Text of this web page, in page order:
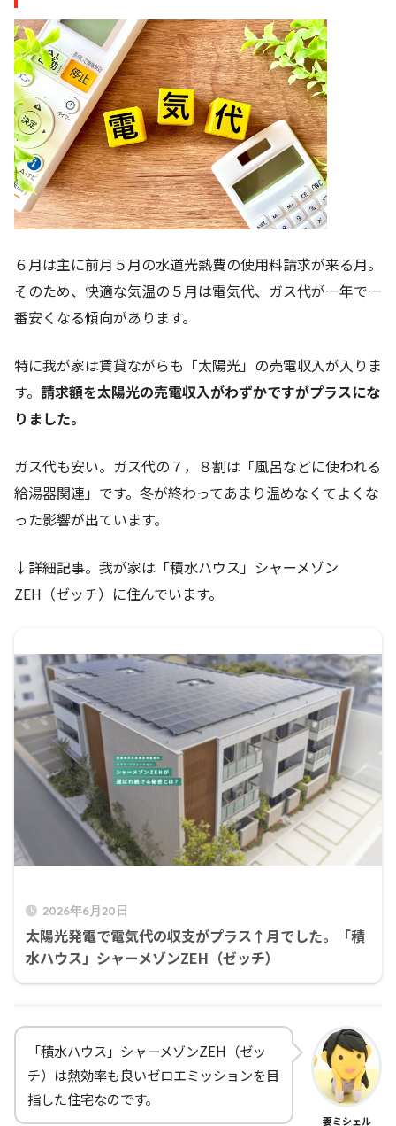
６月は主に前月５月の水道光熱費の使用料請求が来る月。
そのため、快適な気温の５月は電気代、ガス代が一年で一
番安くなる傾向があります。
特に我が家は賃貸ながらも「太陽光」の売電収入が入りま
す。 請求額を太陽光の売電収入がわずかですがプラスにな
りました。
ガス代も安い。ガス代の７，８割は「風呂などに使われる
給湯器関連」です。冬が終わってあまり温めなくてよくな
った影響が出ています。
↓詳細記事。我が家は「積水ハウス」シャーメゾン
ZEH（ゼッチ）に住んでいます。
2026年6月20日
太陽光発電で電気代の収支がプラス↑月でした。「積
水ハウス」シャーメゾンZEH（ゼッチ）
「積水ハウス」シャーメゾンZEH（ゼッ
チ）は熱効率も良いゼロエミッションを目
指した住宅なのです。
妻ミシェル